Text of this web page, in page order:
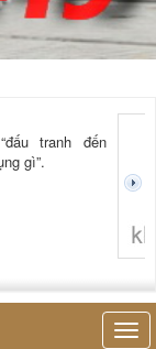
tranh đến
gì”.